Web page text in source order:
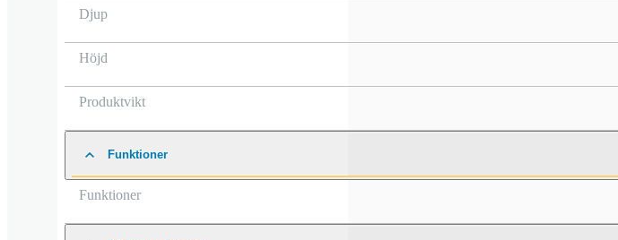
Djup
Höjd
Produktvikt
Funktioner
Funktioner